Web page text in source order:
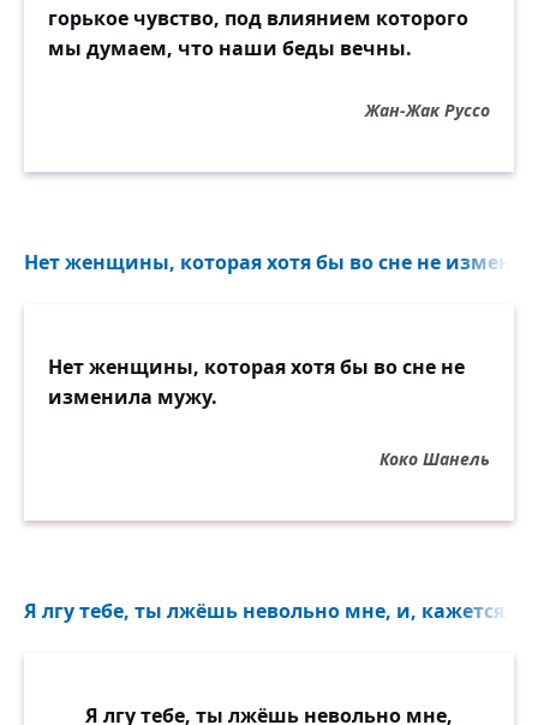
горькое чувство, под влиянием которого
мы думаем, что наши беды вечны.
Жан-Жак Руссо
Нет женщины, которая хотя бы во сне не
Нет женщины, которая хотя бы во сне не
изменила мужу.
Коко Шанель
Я лгу тебе, ты лжёшь невольно мне, и, кажется,
Я лгу тебе, ты лжёшь невольно мне,